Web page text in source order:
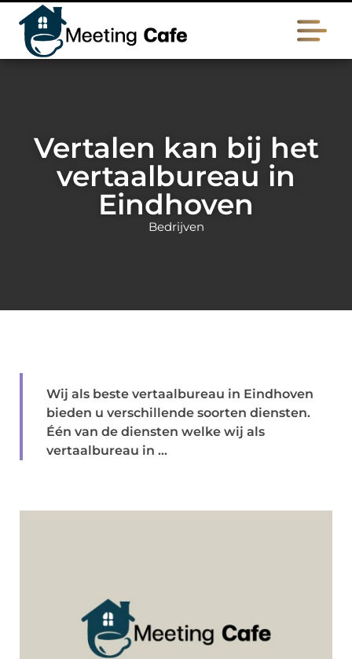
Vertalen kan bij het
vertaalbureau in
Eindhoven
Bedrijven
Wij als beste vertaalbureau in Eindhoven
bieden u verschillende soorten diensten.
Één van de diensten welke wij als
vertaalbureau in ...